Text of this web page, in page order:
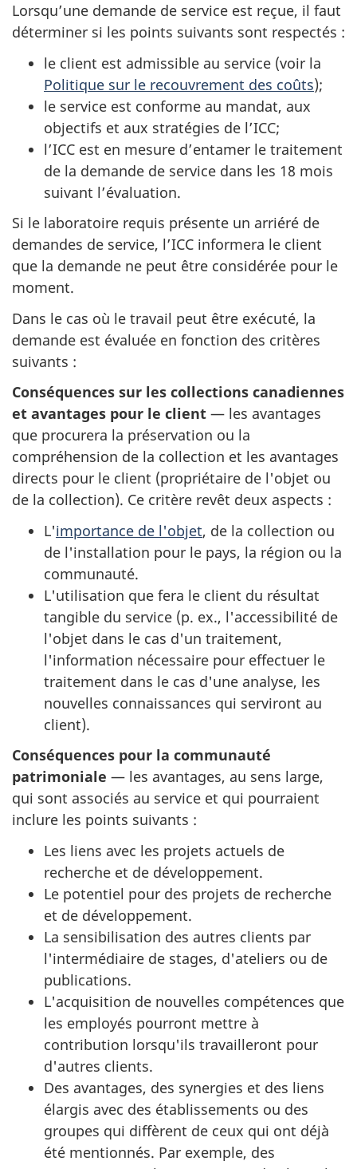
Lorsqu’une demande de service est reçue, il faut
déterminer si les points suivants sont respectés :
le client est admissible au service (voir la
Politique sur le recouvrement des coûts);
le service est conforme au mandat, aux
objectifs et aux stratégies de l’ICC;
l’ICC est en mesure d’entamer le traitement
de la demande de service dans les 18 mois
suivant l’évaluation.
Si le laboratoire requis présente un arriéré de
demandes de service, l’ICC informera le client
que la demande ne peut être considérée pour le
moment.
Dans le cas où le travail peut être exécuté, la
demande est évaluée en fonction des critères
suivants :
Conséquences sur les collections canadiennes
et avantages pour le client — les avantages
que procurera la préservation ou la
compréhension de la collection et les avantages
directs pour le client (propriétaire de l'objet ou
de la collection). Ce critère revêt deux aspects :
L'importance de l'objet, de la collection ou
de l'installation pour le pays, la région ou la
communauté.
L'utilisation que fera le client du résultat
tangible du service (p. ex., l'accessibilité de
l'objet dans le cas d'un traitement,
l'information nécessaire pour effectuer le
traitement dans le cas d'une analyse, les
nouvelles connaissances qui serviront au
client).
Conséquences pour la communauté
patrimoniale — les avantages, au sens large,
qui sont associés au service et qui pourraient
inclure les points suivants :
Les liens avec les projets actuels de
recherche et de développement.
Le potentiel pour des projets de recherche
et de développement.
La sensibilisation des autres clients par
l'intermédiaire de stages, d'ateliers ou de
publications.
L'acquisition de nouvelles compétences que
les employés pourront mettre à
contribution lorsqu'ils travailleront pour
d'autres clients.
Des avantages, des synergies et des liens
élargis avec des établissements ou des
groupes qui diffèrent de ceux qui ont déjà
été mentionnés. Par exemple, des